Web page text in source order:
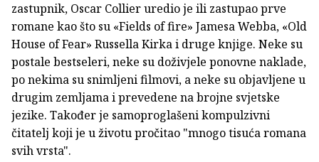
zastupnik, Oscar Collier uredio je ili zastupao prve
romane kao što su «Fields of fire» Jamesa Webba, «Old
House of Fear» Russella Kirka i druge knjige. Neke su
postale bestseleri, neke su doživjele ponovne naklade,
po nekima su snimljeni filmovi, a neke su objavljene u
drugim zemljama i prevedene na brojne svjetske
jezike. Također je samoproglašeni kompulzivni
čitatelj koji je u životu pročitao "mnogo tisuća romana
svih vrsta".